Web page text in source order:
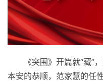
《突围》开篇就“藏
本安的恭顺，范家慧的任